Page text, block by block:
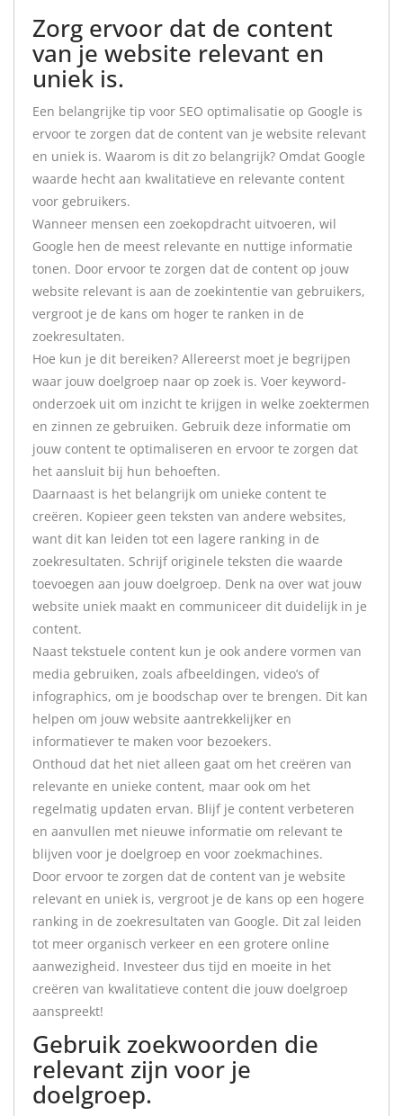
Zorg ervoor dat de content
van je website relevant en
uniek is.
Een belangrijke tip voor SEO optimalisatie op Google is
ervoor te zorgen dat de content van je website relevant
en uniek is. Waarom is dit zo belangrijk? Omdat Google
waarde hecht aan kwalitatieve en relevante content
voor gebruikers.
Wanneer mensen een zoekopdracht uitvoeren, wil
Google hen de meest relevante en nuttige informatie
tonen. Door ervoor te zorgen dat de content op jouw
website relevant is aan de zoekintentie van gebruikers,
vergroot je de kans om hoger te ranken in de
zoekresultaten.
Hoe kun je dit bereiken? Allereerst moet je begrijpen
waar jouw doelgroep naar op zoek is. Voer keyword-
onderzoek uit om inzicht te krijgen in welke zoektermen
en zinnen ze gebruiken. Gebruik deze informatie om
jouw content te optimaliseren en ervoor te zorgen dat
het aansluit bij hun behoeften.
Daarnaast is het belangrijk om unieke content te
creëren. Kopieer geen teksten van andere websites,
want dit kan leiden tot een lagere ranking in de
zoekresultaten. Schrijf originele teksten die waarde
toevoegen aan jouw doelgroep. Denk na over wat jouw
website uniek maakt en communiceer dit duidelijk in je
content.
Naast tekstuele content kun je ook andere vormen van
media gebruiken, zoals afbeeldingen, video’s of
infographics, om je boodschap over te brengen. Dit kan
helpen om jouw website aantrekkelijker en
informatiever te maken voor bezoekers.
Onthoud dat het niet alleen gaat om het creëren van
relevante en unieke content, maar ook om het
regelmatig updaten ervan. Blijf je content verbeteren
en aanvullen met nieuwe informatie om relevant te
blijven voor je doelgroep en voor zoekmachines.
Door ervoor te zorgen dat de content van je website
relevant en uniek is, vergroot je de kans op een hogere
ranking in de zoekresultaten van Google. Dit zal leiden
tot meer organisch verkeer en een grotere online
aanwezigheid. Investeer dus tijd en moeite in het
creëren van kwalitatieve content die jouw doelgroep
aanspreekt!
Gebruik zoekwoorden die
relevant zijn voor je
doelgroep.